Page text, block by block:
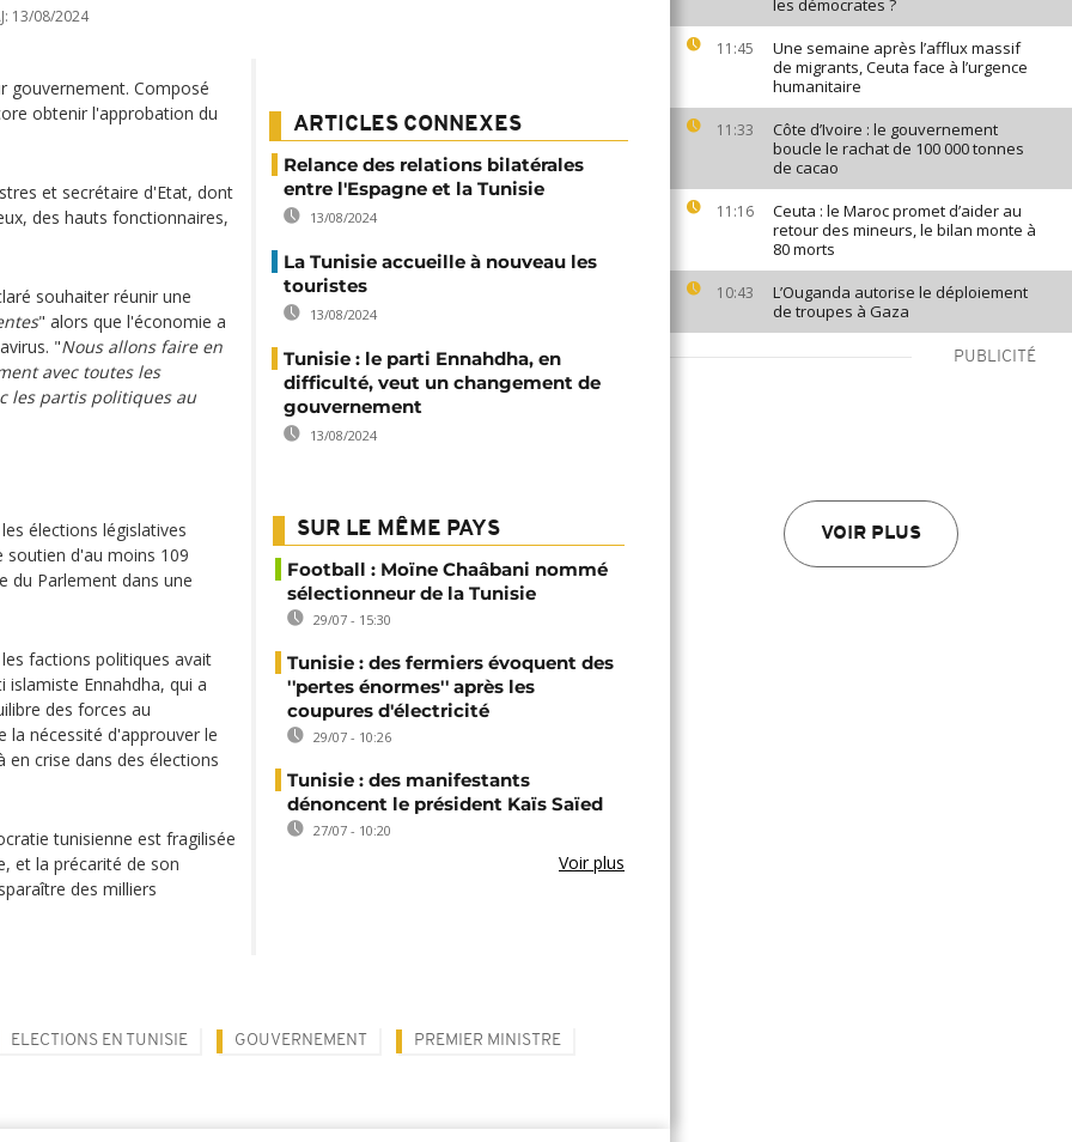
les démocrates ?
11:45
Une semaine après l’afflux massif
de migrants, Ceuta face à l’urgence
humanitaire
11:33
Côte d’Ivoire : le gouvernement
boucle le rachat de 100 000 tonnes
de cacao
11:16
Ceuta : le Maroc promet d’aider au
retour des mineurs, le bilan monte à
80 morts
10:43
L’Ouganda autorise le déploiement
de troupes à Gaza
PUBLICITÉ
VOIR PLUS
13/08/2024
gouvernement. Composé
obtenir l'approbation du
et secrétaire d'Etat, dont
des hauts fonctionnaires,
souhaiter réunir une
" alors que l'économie a
"Nous allons faire en
avec toutes les
les partis politiques au
élections législatives
soutien d'au moins 109
du Parlement dans une
factions politiques avait
Ennahdha, qui a
des forces au
la nécessité d'approuver le
crise dans des élections
tunisienne est fragilisée
et la précarité de son
des milliers
ARTICLES CONNEXES
Relance des relations bilatérales
entre l'Espagne et la Tunisie
13/08/2024
La Tunisie accueille à nouveau les
touristes
13/08/2024
Tunisie : le parti Ennahdha, en
difficulté, veut un changement de
gouvernement
13/08/2024
SUR LE MÊME PAYS
Football : Moïne Chaâbani nommé
sélectionneur de la Tunisie
29/07 - 15:30
Tunisie : des fermiers évoquent des
''pertes énormes'' après les
coupures d'électricité
29/07 - 10:26
Tunisie : des manifestants
dénoncent le président Kaïs Saïed
27/07 - 10:20
Voir plus
ELECTIONS EN TUNISIE GOUVERNEMENT PREMIER MINISTRE